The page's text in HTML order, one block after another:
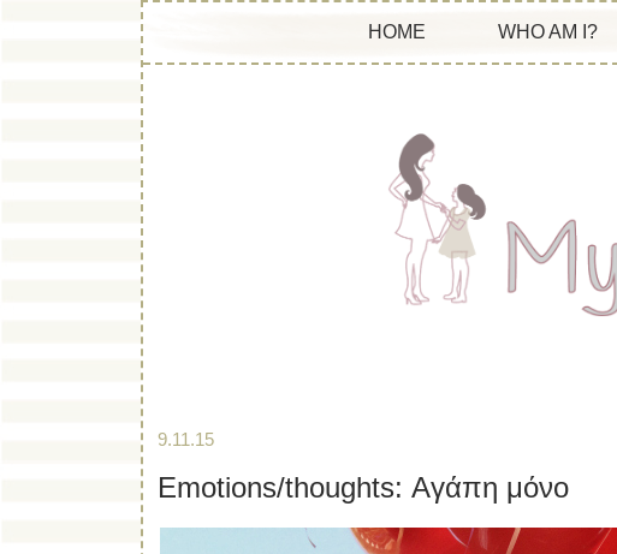
HOME WHO AM I?
9.11.15
Emotions/thoughts: Αγάπη μόνο